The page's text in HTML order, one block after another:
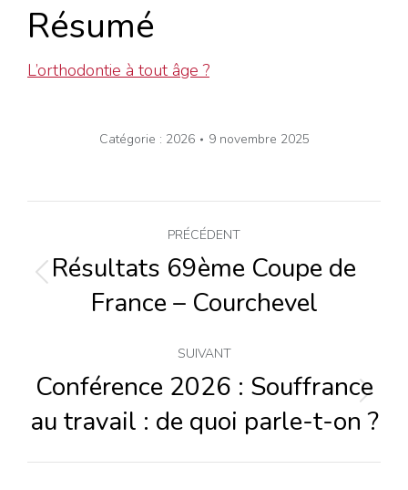
Résumé
L’orthodontie à tout âge ?
Catégorie : 2026 9 novembre 2025
Navigation
article
PRÉCÉDENT
Article
précédent
Résultats 69ème Coupe de
France – Courchevel
SUIVANT
Article
suivant
Conférence 2026 : Souffrance
au travail : de quoi parle-t-on ?